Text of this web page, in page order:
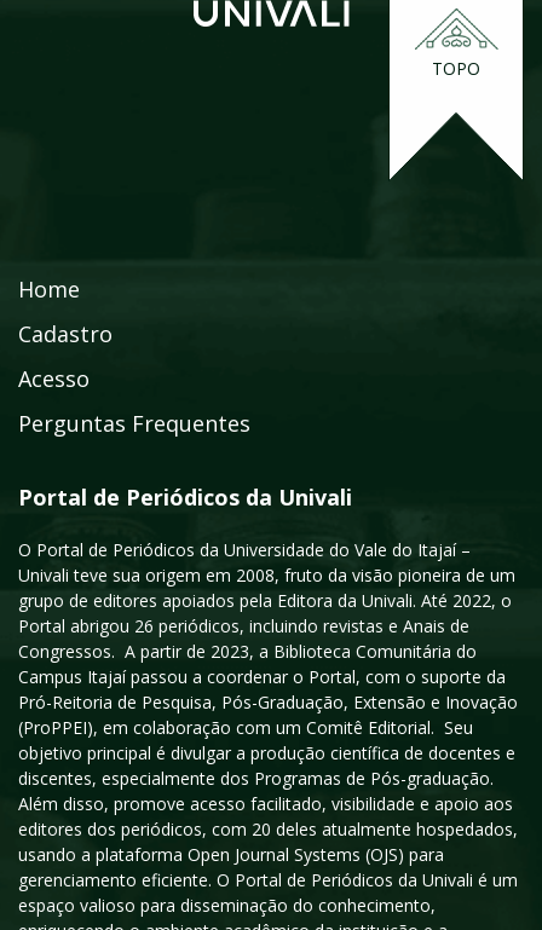
TOPO
Home
Cadastro
Acesso
Perguntas Frequentes
Portal de Periódicos da Univali
O Portal de Periódicos da Universidade do Vale do Itajaí –
Univali teve sua origem em 2008, fruto da visão pioneira de um
grupo de editores apoiados pela Editora da Univali. Até 2022, o
Portal abrigou 26 periódicos, incluindo revistas e Anais de
Congressos. A partir de 2023, a Biblioteca Comunitária do
Campus Itajaí passou a coordenar o Portal, com o suporte da
Pró-Reitoria de Pesquisa, Pós-Graduação, Extensão e Inovação
(ProPPEI), em colaboração com um Comitê Editorial. Seu
objetivo principal é divulgar a produção científica de docentes e
discentes, especialmente dos Programas de Pós-graduação.
Além disso, promove acesso facilitado, visibilidade e apoio aos
editores dos periódicos, com 20 deles atualmente hospedados,
usando a plataforma Open Journal Systems (OJS) para
gerenciamento eficiente. O Portal de Periódicos da Univali é um
espaço valioso para disseminação do conhecimento,